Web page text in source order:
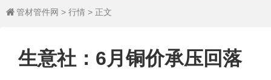
 管材管件网 > 行情 > 正文
生意社：6月铜价承压回落